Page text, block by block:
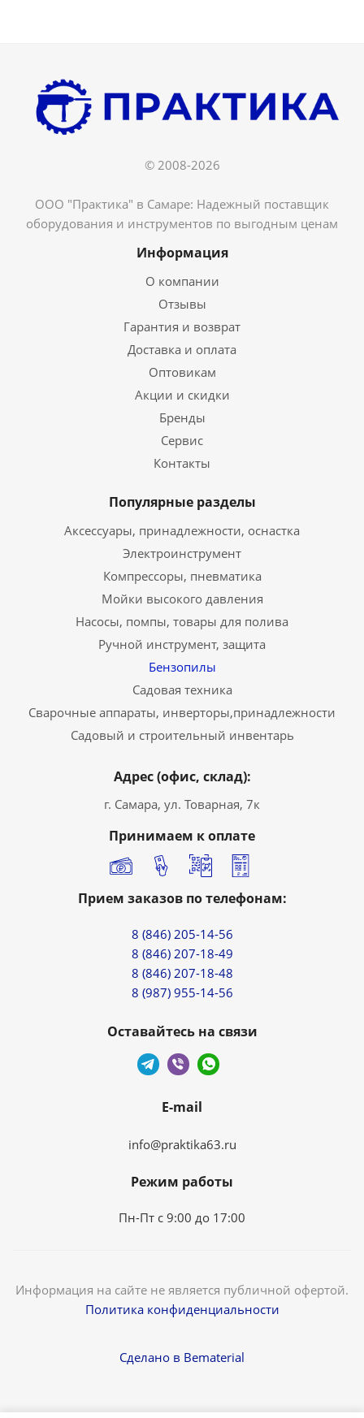
© 2008-2026
ООО "Практика" в Самаре: Надежный поставщик
оборудования и инструментов по выгодным ценам
Информация
О компании
Отзывы
Гарантия и возврат
Доставка и оплата
Оптовикам
Акции и скидки
Бренды
Сервис
Контакты
Популярные разделы
Аксессуары, принадлежности, оснастка
Электроинструмент
Компрессоры, пневматика
Мойки высокого давления
Насосы, помпы, товары для полива
Ручной инструмент, защита
Бензопилы
Садовая техника
Сварочные аппараты, инверторы,принадлежности
Садовый и строительный инвентарь
Адрес (офис, склад):
г. Самара, ул. Товарная, 7к
Принимаем к оплате
Прием заказов по телефонам:
8 (846) 205-14-56
8 (846) 207-18-49
8 (846) 207-18-48
8 (987) 955-14-56
Оставайтесь на связи
E-mail
info@praktika63.ru
Режим работы
Пн-Пт с 9:00 до 17:00
Информация на сайте не является публичной офертой.
Политика конфиденциальности
Сделано в Bematerial